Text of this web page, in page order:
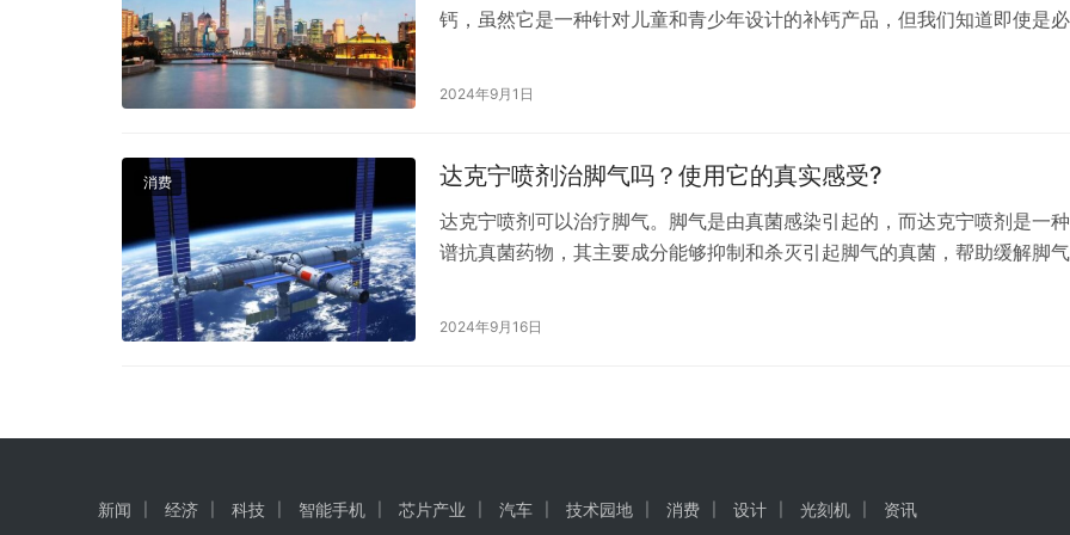
钙，虽然它是一种针对儿童和青少年设计的补钙产品，但我们知道即使是必
遍关注的问题： 1. **过度补钙**：如果儿童或青少年长期摄入过量的钙，可
2024年9月1日
消费 达克宁喷剂治脚气吗？使用它的真实感受?
达克宁喷剂可以治疗脚气。脚气是由真菌感染引起的，而达克宁喷剂是一
谱抗真菌药物，其主要成分能够抑制和杀灭引起脚气的真菌，帮助缓解脚气
剂通过直接喷洒在患处，可以被皮肤吸收并发挥作用，防止真菌进一步繁
2024年9月16日
新闻 经济 科技 智能手机 芯片产业 汽车 技术园地 消费 设计 光刻机 资讯